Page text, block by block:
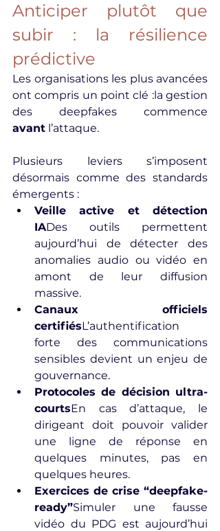
Anticiper plutôt que
subir : la résilience
prédictive
Les organisations les plus avancées
ont compris un point clé :la gestion
avant l’attaque.
Plusieurs leviers s’imposent
désormais comme des standards
émergents :
Veille active et détection
IADes outils permettent
aujourd’hui de détecter des
anomalies audio ou vidéo en
amont de leur diffusion
massive.
Canaux officiels
certifiésL’authentification
forte des communications
sensibles devient un enjeu de
gouvernance.
Protocoles de décision ultra-
courtsEn cas d’attaque, le
dirigeant doit pouvoir valider
une ligne de réponse en
quelques minutes, pas en
quelques heures.
Exercices de crise “deepfake-
ready”Simuler une fausse
vidéo du PDG est aujourd’hui